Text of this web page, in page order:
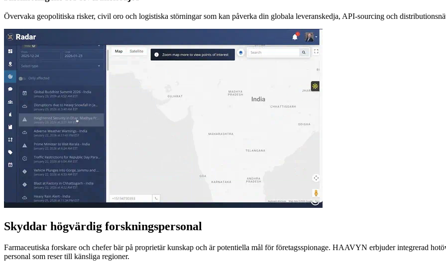
Övervaka geopolitiska risker, civil oro och logistiska störningar som kan påverka din globala leveranskedja, API-sourcing och
Skyddar högvärdig forskningspersonal
Farmaceutiska forskare och chefer bär på proprietär kunskap och är potentiella mål för företagsspionage. HAAVYN erbjuder integrerad
personal som reser till känsliga regioner.